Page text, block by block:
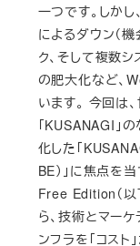
一つです。しか
によるダウン（
ク、そして複数
の肥大化など、
います。 今回は
「KUSANAGI」
化した「
BE）」に焦点を
Free Edition（以
ら、技術とマー
ンフラを「コスト